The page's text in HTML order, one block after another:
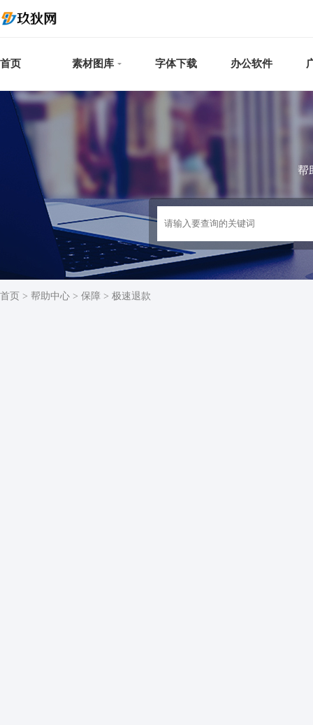
首页 素材图库 字体下载 办公软件
帮
首页 > 帮助中心 > 保障 > 极速退款